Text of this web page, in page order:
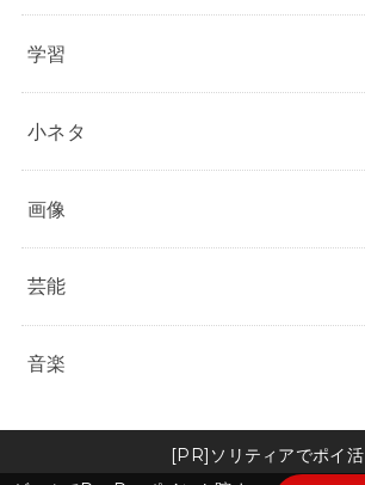
学習
小ネタ
画像
芸能
音楽
[PR]ソリティアでポイ活